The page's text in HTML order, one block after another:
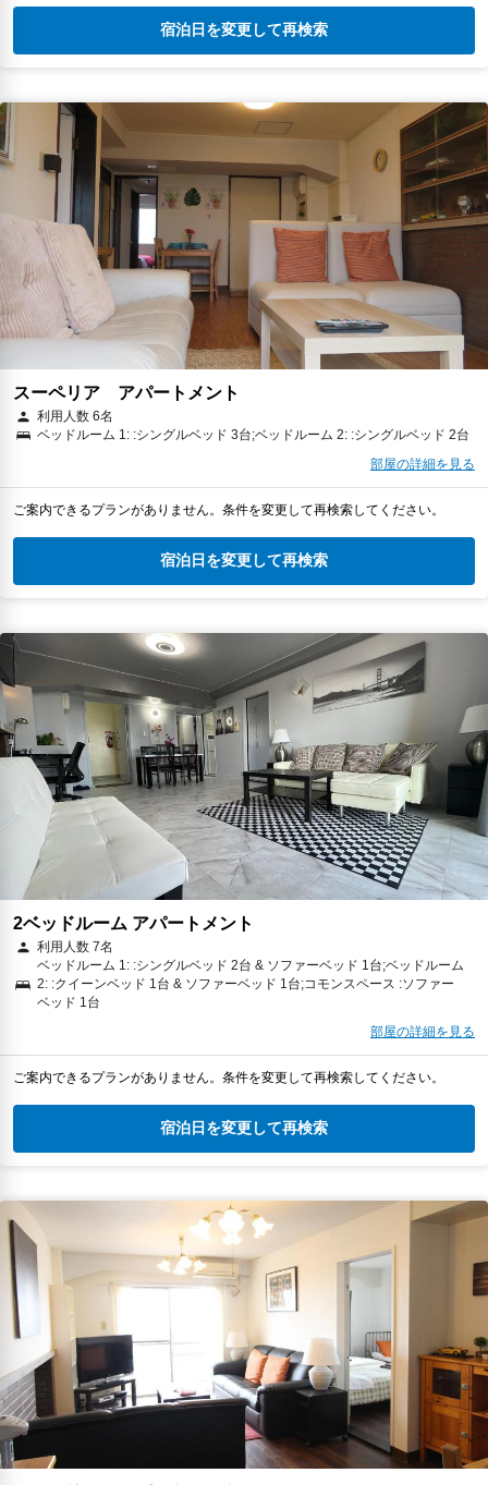
宿泊日を変更して再検索
スーペリア アパートメント
利用人数 6名
ベッドルーム 1: :シングルベッド 3台;ベッドルーム 2: :シングルベッド 2台
部屋の詳細を見る
ご案内できるプランがありません。条件を変更して再検索してください。
宿泊日を変更して再検索
2ベッドルーム アパートメント
利用人数 7名
ベッドルーム 1: :シングルベッド 2台 & ソファーベッド 1台;ベッドルーム
2: :クイーンベッド 1台 & ソファーベッド 1台;コモンスペース :ソファー
ベッド 1台
部屋の詳細を見る
ご案内できるプランがありません。条件を変更して再検索してください。
宿泊日を変更して再検索